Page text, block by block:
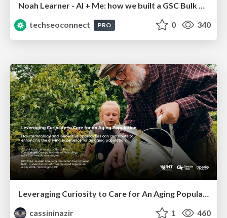
Noah Learner - AI + Me: how we built a GSC Bulk Export data pipeline
techseoconnect
PRO 0 340
cassininazir
1 460